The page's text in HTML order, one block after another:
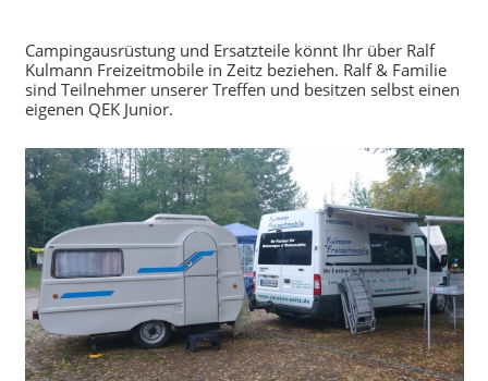
Campingausrüstung und Ersatzteile könnt Ihr über Ralf
Kulmann Freizeitmobile in Zeitz beziehen. Ralf & Familie
sind Teilnehmer unserer Treffen und besitzen selbst einen
eigenen QEK Junior.